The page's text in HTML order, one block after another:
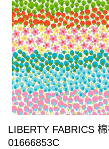
LIBERTY FABRICS
01666853C